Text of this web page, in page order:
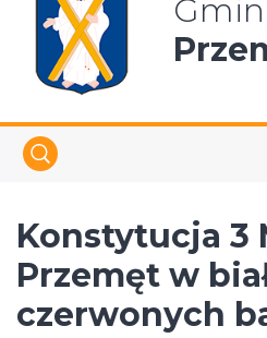
Konstytucja 3
Przemęt w
czerwonych